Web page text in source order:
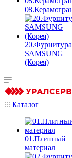
20.Фурнитура
SAMSUNG
(Корея)
Каталог
01.Плитный
материал